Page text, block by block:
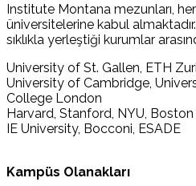
Institute Montana mezunları,
üniversitelerine kabul
sıklıkla yerleştiği kurumlar
University of St. Gallen, ETH
University of Cambridge,
College London
Harvard, Stanford, NYU,
IE University, Bocconi, ESADE
Kampüs Olanakları